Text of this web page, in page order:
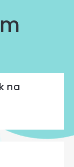
na